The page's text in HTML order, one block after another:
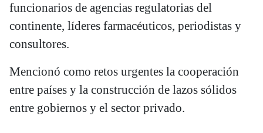
funcionarios de agencias regulatorias del
continente, líderes farmacéuticos, periodistas y
consultores.
Mencionó como retos urgentes la cooperación
entre países y la construcción de lazos sólidos
entre gobiernos y el sector privado.